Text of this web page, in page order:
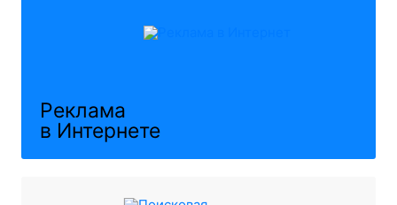
Реклама
в Интернете